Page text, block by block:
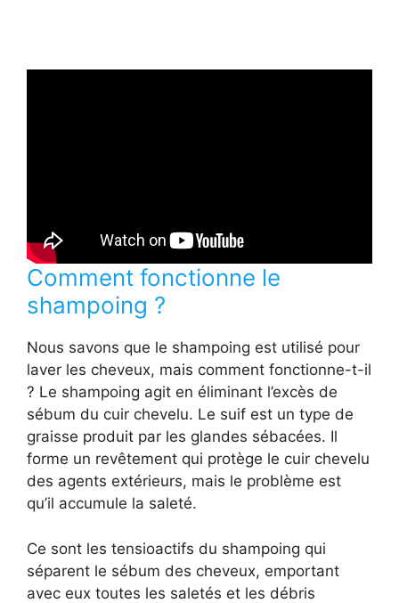
Comment fonctionne le
shampoing ?
Nous savons que le shampoing est utilisé pour
laver les cheveux, mais comment fonctionne-t-il
? Le shampoing agit en éliminant l’excès de
sébum du cuir chevelu. Le suif est un type de
graisse produit par les glandes sébacées. Il
forme un revêtement qui protège le cuir chevelu
des agents extérieurs, mais le problème est
qu’il accumule la saleté.
Ce sont les tensioactifs du shampoing qui
séparent le sébum des cheveux, emportant
avec eux toutes les saletés et les débris